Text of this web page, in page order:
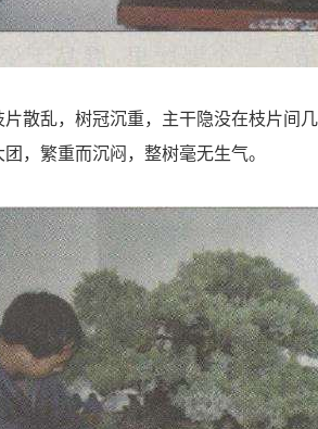
散乱，树冠沉重，主干隐没在枝片间
，繁重而沉闷，整树毫无生气。